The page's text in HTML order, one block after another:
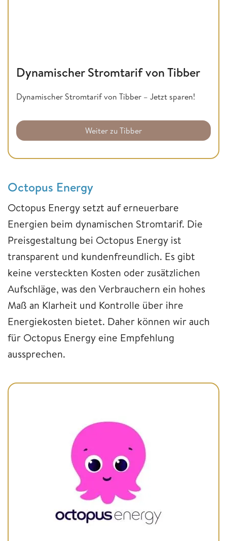
Dynamischer Stromtarif von Tibber
Dynamischer Stromtarif von Tibber – Jetzt sparen!
Weiter zu Tibber
Octopus Energy
Octopus Energy setzt auf erneuerbare
Energien beim dynamischen Stromtarif. Die
Preisgestaltung bei Octopus Energy ist
transparent und kundenfreundlich. Es gibt
keine versteckten Kosten oder zusätzlichen
Aufschläge, was den Verbrauchern ein hohes
Maß an Klarheit und Kontrolle über ihre
Energiekosten bietet. Daher können wir auch
für Octopus Energy eine Empfehlung
aussprechen.